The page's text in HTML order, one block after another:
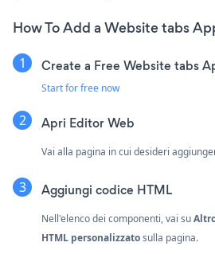
How To Add a Website tabs
Create a Free Website tabs
Start for free now
Apri Editor Web
Vai alla pagina in cui desideri
Aggiungi codice HTML
Nell'elenco dei componenti, vai su
HTML personalizzatosulla pagina.